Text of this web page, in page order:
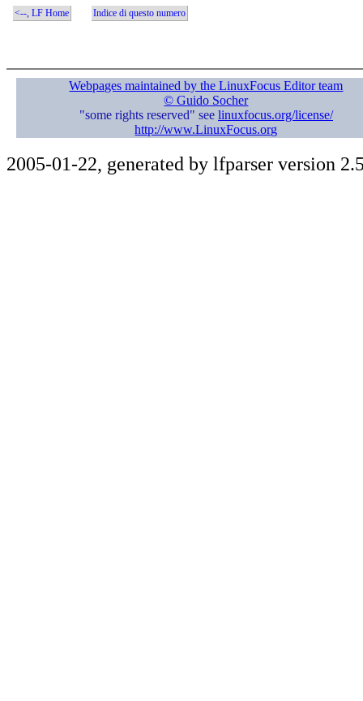
<--, LF Home Indice di questo numero
Webpages maintained by the LinuxFocus Editor team
© Guido Socher
"some rights reserved" see linuxfocus.org/license/
http://www.LinuxFocus.org
2005-01-22, generated by lfparser version